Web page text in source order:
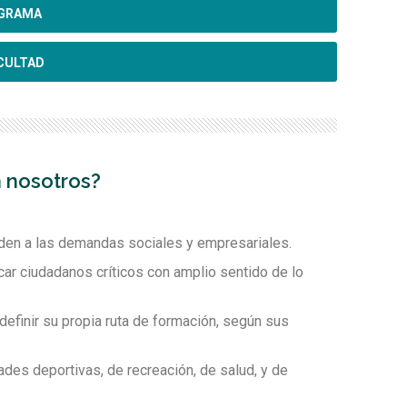
organizaciones y los territorios en América Latina
internacionales.
de semilleros y pasantías de investigación
globales.
y responsabilidad social corporativa.
nosotros?
a las demandas sociales y empresariales.
ciudadanos críticos con amplio sentido de lo
su propia ruta de formación, según sus
deportivas, de recreación, de salud, y de